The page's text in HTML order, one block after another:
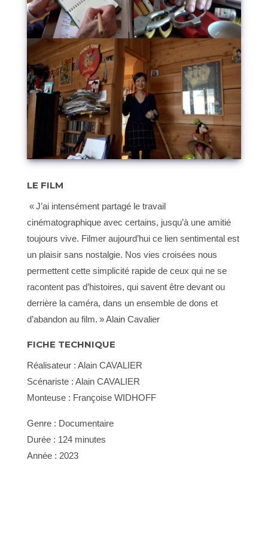
LE FILM
« J’ai intensément partagé le travail
cinématographique avec certains, jusqu’à une amitié
toujours vive. Filmer aujourd’hui ce lien sentimental est
un plaisir sans nostalgie. Nos vies croisées nous
permettent cette simplicité rapide de ceux qui ne se
racontent pas d’histoires, qui savent être devant ou
derrière la caméra, dans un ensemble de dons et
d’abandon au film. » Alain Cavalier
FICHE TECHNIQUE
Réalisateur : Alain CAVALIER
Scénariste : Alain CAVALIER
Monteuse : Françoise WIDHOFF
Genre : Documentaire
Durée : 124 minutes
Année : 2023